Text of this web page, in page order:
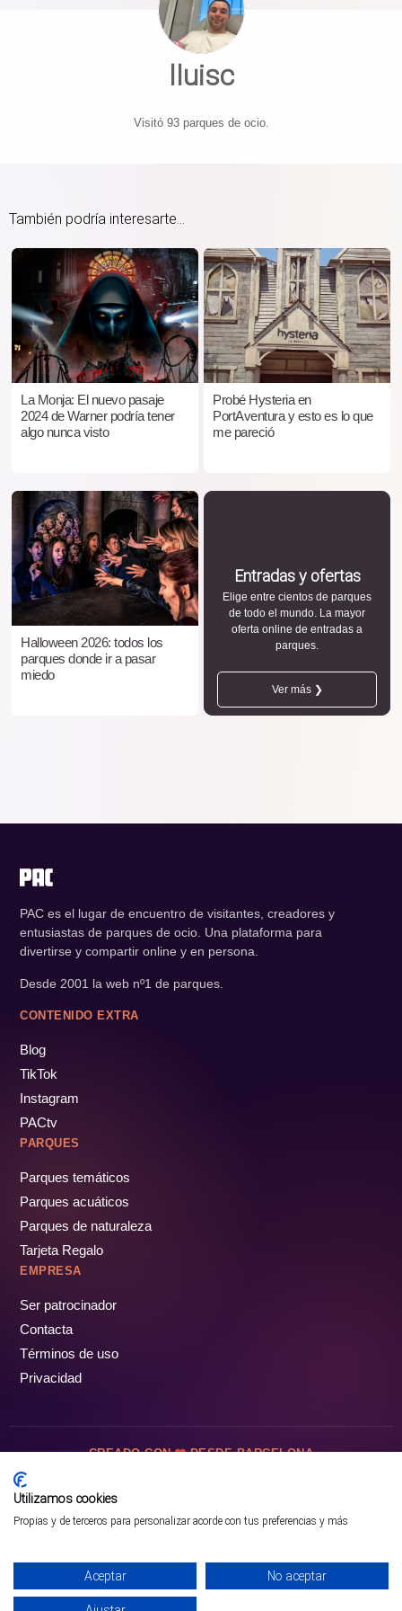
lluisc
Visitó 93 parques de ocio.
También podría interesarte...
La Monja: El nuevo pasaje
2024 de Warner podría tener
algo nunca visto
Probé Hysteria en
PortAventura y esto es lo que
me pareció
Halloween 2026: todos los
parques donde ir a pasar
miedo
Entradas y ofertas
Elige entre cientos de parques
de todo el mundo. La mayor
oferta online de entradas a
parques.
Ver más ❯
PAC es el lugar de encuentro de visitantes, creadores y
entusiastas de parques de ocio. Una plataforma para
divertirse y compartir online y en persona.
Desde 2001 la web nº1 de parques.
CONTENIDO EXTRA
Blog
TikTok
Instagram
PACtv
PARQUES
Parques temáticos
Parques acuáticos
Parques de naturaleza
Tarjeta Regalo
EMPRESA
Ser patrocinador
Contacta
Términos de uso
Privacidad
CREADO CON DESDE BARCELONA
Utilizamos cookies
Propias y de terceros para personalizar acorde con tus preferencias y más
Aceptar No aceptar